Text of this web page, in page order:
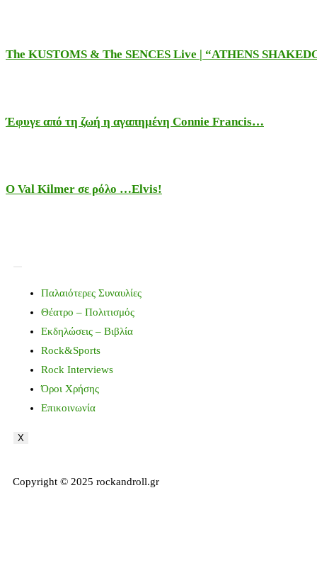
The KUSTOMS & The SENCES Live | “ATHENS
Έφυγε από τη ζωή η αγαπημένη Connie Francis…
Ο Val Kilmer σε ρόλο …Elvis!
Παλαιότερες Συναυλίες
Θέατρο – Πολιτισμός
Εκδηλώσεις – Βιβλία
Rock&Sports
Rock Interviews
Όροι Χρήσης
Επικοινωνία
X
Copyright © 2025 rockandroll.gr